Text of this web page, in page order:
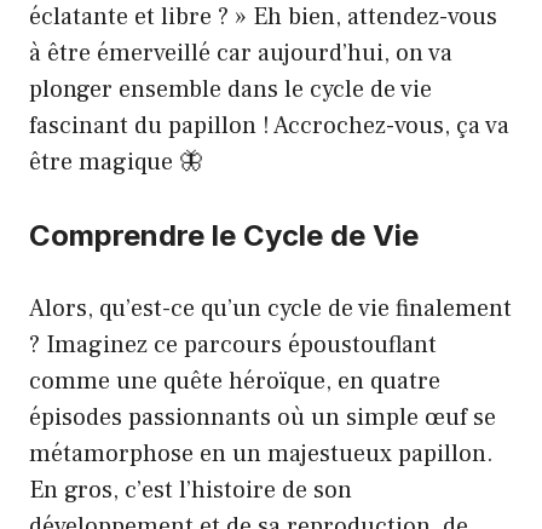
éclatante et libre ? » Eh bien, attendez-vous
à être émerveillé car aujourd’hui, on va
plonger ensemble dans le cycle de vie
fascinant du papillon ! Accrochez-vous, ça va
être magique 🦋
Comprendre le Cycle de Vie
Alors, qu’est-ce qu’un cycle de vie finalement
? Imaginez ce parcours époustouflant
comme une quête héroïque, en quatre
épisodes passionnants où un simple œuf se
métamorphose en un majestueux papillon.
En gros, c’est l’histoire de son